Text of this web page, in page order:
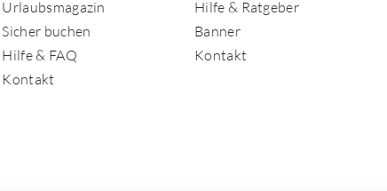
Urlaubsmagazin
Sicher buchen
Hilfe & FAQ
Kontakt
Hilfe & Ratgeber
Banner
Kontakt